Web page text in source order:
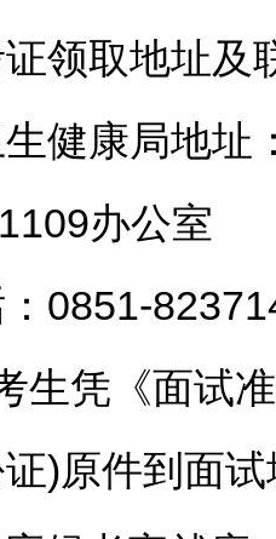
取地址及
健康局地址
办公室
凭《面试准
)原件到面